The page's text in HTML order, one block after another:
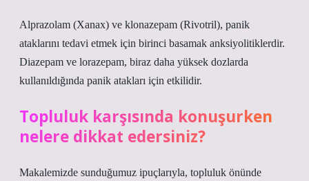
Alprazolam (Xanax) ve klonazepam (Rivotril), panik
ataklarını tedavi etmek için birinci basamak anksiyolitiklerdir.
Diazepam ve lorazepam, biraz daha yüksek dozlarda
kullanıldığında panik atakları için etkilidir.
Topluluk karşısında konuşurken
nelere dikkat edersiniz?
Makalemizde sunduğumuz ipuçlarıyla, topluluk önünde